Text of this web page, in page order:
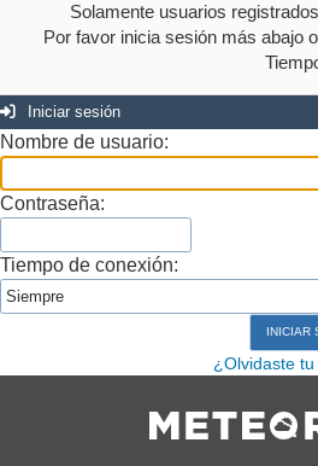
Solamente usuarios
Por favor inicia sesión más abajo o
Iniciar sesión
Nombre de usuario:
Contraseña:
Tiempo de conexión:
¿Olvidaste